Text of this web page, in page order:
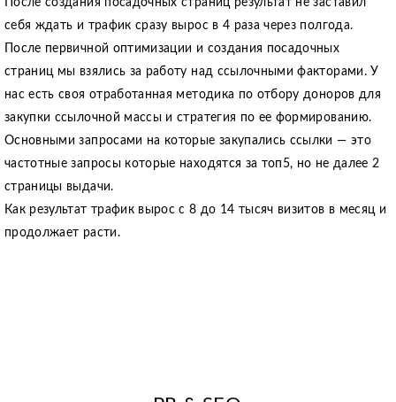
После создания посадочных страниц результат не заставил
себя ждать и трафик сразу вырос в 4 раза через полгода.
После первичной оптимизации и создания посадочных
страниц мы взялись за работу над ссылочными факторами. У
нас есть своя отработанная методика по отбору доноров для
закупки ссылочной массы и стратегия по ее формированию.
Основными запросами на которые закупались ссылки — это
частотные запросы которые находятся за топ5, но не далее 2
страницы выдачи.
Как результат трафик вырос с 8 до 14 тысяч визитов в месяц и
продолжает расти.